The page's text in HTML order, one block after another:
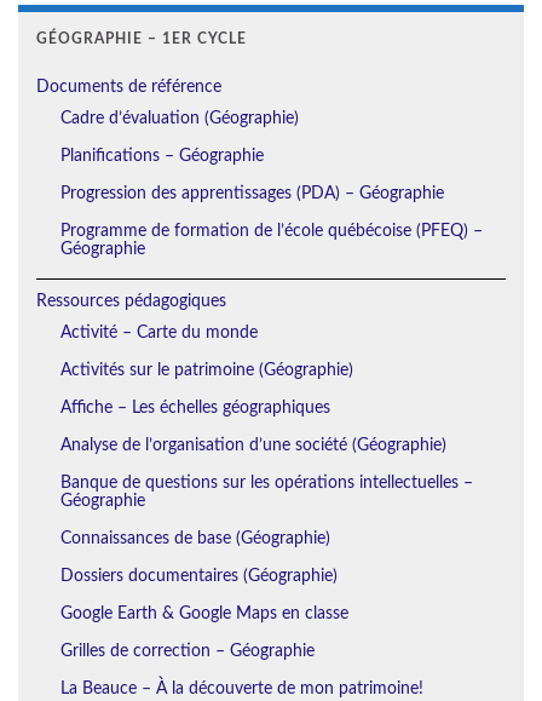
GÉOGRAPHIE – 1ER CYCLE
Documents de référence
Cadre d’évaluation (Géographie)
Planifications – Géographie
Progression des apprentissages (PDA) – Géographie
Programme de formation de l’école québécoise (PFEQ) –
Géographie
Ressources pédagogiques
Activité – Carte du monde
Activités sur le patrimoine (Géographie)
Affiche – Les échelles géographiques
Analyse de l’organisation d’une société (Géographie)
Banque de questions sur les opérations intellectuelles –
Géographie
Connaissances de base (Géographie)
Dossiers documentaires (Géographie)
Google Earth & Google Maps en classe
Grilles de correction – Géographie
La Beauce – À la découverte de mon patrimoine!